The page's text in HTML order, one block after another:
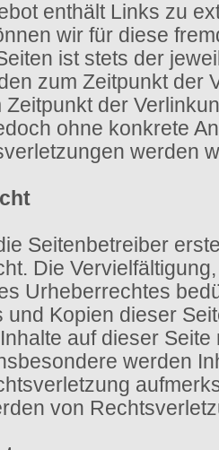
enthält Links zu
wir für diese
ist stets der
zum Zeitpunkt der
Zeitpunkt der
ohne konkrete
werden
Seitenbetreiber
Die
Urheberrechtes
und Kopien dieser
auf dieser
werden
von